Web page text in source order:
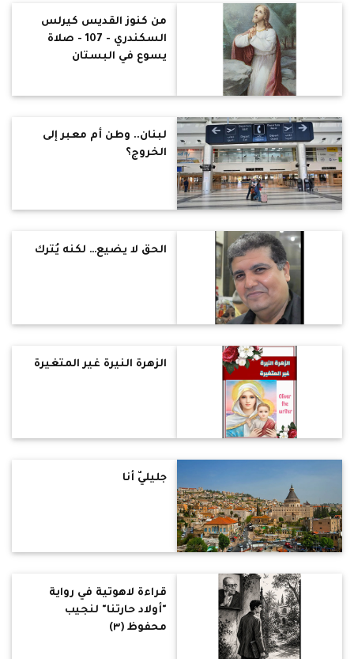
من كنوز القديس كيرلس
السكندري - 107 - صلاة
يسوع في البستان
لبنان.. وطن أم معبر إلى
الخروج؟
الحق لا يضيع… لكنه يُترك
الزهرة النيرة غير المتغيرة
جليليٌّ أنا
قراءةٌ لاهوتية في رواية
"أولاد حارتنا" لنجيب
محفوظ (٣)